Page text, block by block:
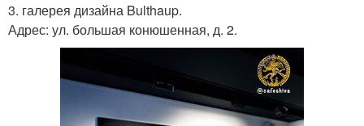
3. галерея дизайна Bulthaup.
Адрес: ул. большая конюшенная, д. 2.